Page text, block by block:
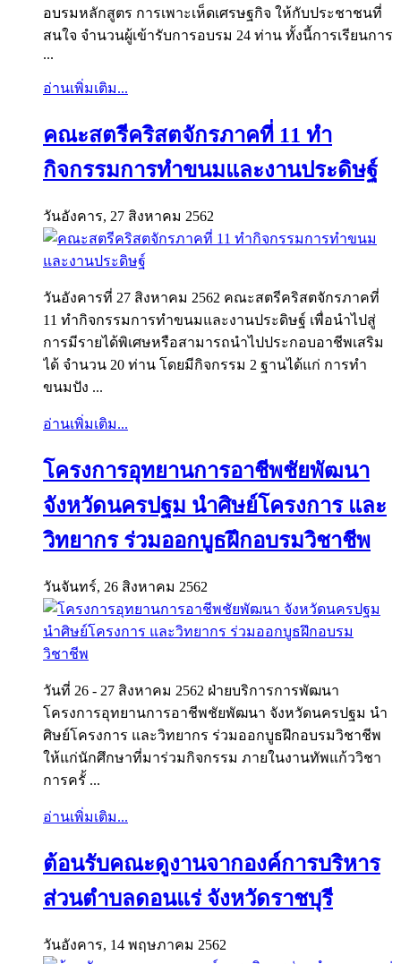
อบรมหลักสูตร การเพาะเห็ดเศรษฐกิจ ให้กับประชาชนที่
สนใจ จำนวนผู้เข้ารับการอบรม 24 ท่าน ทั้งนี้การเรียนการ
...
อ่านเพิ่มเติม...
คณะสตรีคริสตจักรภาคที่ 11 ทำ
กิจกรรมการทำขนมและงานประดิษฐ์
วันอังคาร, 27 สิงหาคม 2562
วันอังคารที่ 27 สิงหาคม 2562 คณะสตรีคริสตจักรภาคที่
11 ทำกิจกรรมการทำขนมและงานประดิษฐ์ เพื่อนำไปสู่
การมีรายได้พิเศษหรือสามารถนำไปประกอบอาชีพเสริม
ได้ จำนวน 20 ท่าน โดยมีกิจกรรม 2 ฐานได้แก่ การทำ
ขนมปัง ...
อ่านเพิ่มเติม...
โครงการอุทยานการอาชีพชัยพัฒนา
จังหวัดนครปฐม นำศิษย์โครงการ และ
วิทยากร ร่วมออกบูธฝึกอบรมวิชาชีพ
วันจันทร์, 26 สิงหาคม 2562
วันที่ 26 - 27 สิงหาคม 2562 ฝ่ายบริการการพัฒนา
โครงการอุทยานการอาชีพชัยพัฒนา จังหวัดนครปฐม นำ
ศิษย์โครงการ และวิทยากร ร่วมออกบูธฝึกอบรมวิชาชีพ
ให้แก่นักศึกษาที่มาร่วมกิจกรรม ภายในงานทัพแก้ววิชา
การครั้ ...
อ่านเพิ่มเติม...
ต้อนรับคณะดูงานจากองค์การบริหาร
ส่วนตำบลดอนแร่ จังหวัดราชบุรี
วันอังคาร, 14 พฤษภาคม 2562